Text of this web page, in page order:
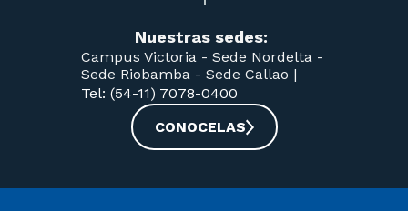
Nuestras sedes:
Campus Victoria - Sede Nordelta -
Sede Riobamba - Sede Callao |
Tel: (54-11) 7078-0400
CONOCELAS